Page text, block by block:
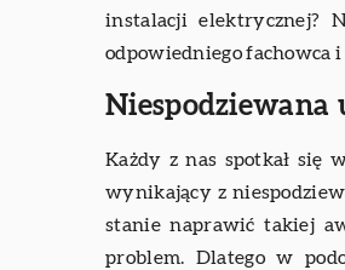
instalacji elektrycznej?
odpowiedniego fachowca i
Niespodziewana
Każdy z nas spotkał się
wynikający z
stanie naprawić takiej
problem. Dlatego w